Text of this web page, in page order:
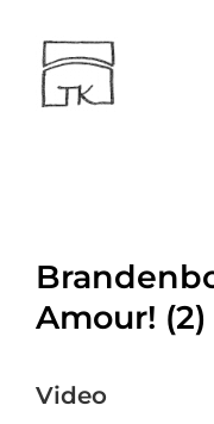
Inhalt
springen
Amour! (2)
Video